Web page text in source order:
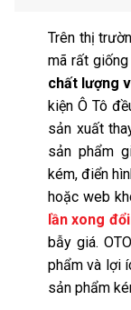
Trên thị
mã rất giống
chất lượng
kiện Ô Tô
sản xuất
sản phẩm
kém, điển
hoặc web
lần xong
bẫy giá.
phẩm và lợi
sản phẩm